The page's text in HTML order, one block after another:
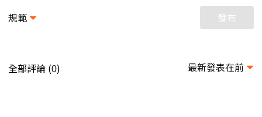
規範 發布
全部評論 (0) 最新發表在前